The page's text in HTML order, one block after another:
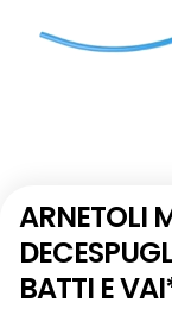
ARNETOLI
BATTI E